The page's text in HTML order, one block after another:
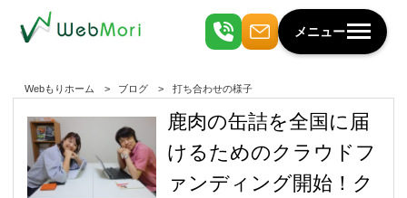
メニュー
Webもりホーム ブログ 打ち合わせの様子
鹿肉の缶詰を全国に届
けるためのクラウドフ
ァンディング開始！ク